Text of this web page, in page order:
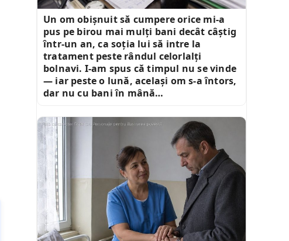
Un om obișnuit să cumpere orice mi-a
pus pe birou mai mulți bani decât câștig
într-un an, ca soția lui să intre la
tratament peste rândul celorlalți
bolnavi. I-am spus că timpul nu se vinde
— iar peste o lună, același om s-a întors,
dar nu cu bani în mână…